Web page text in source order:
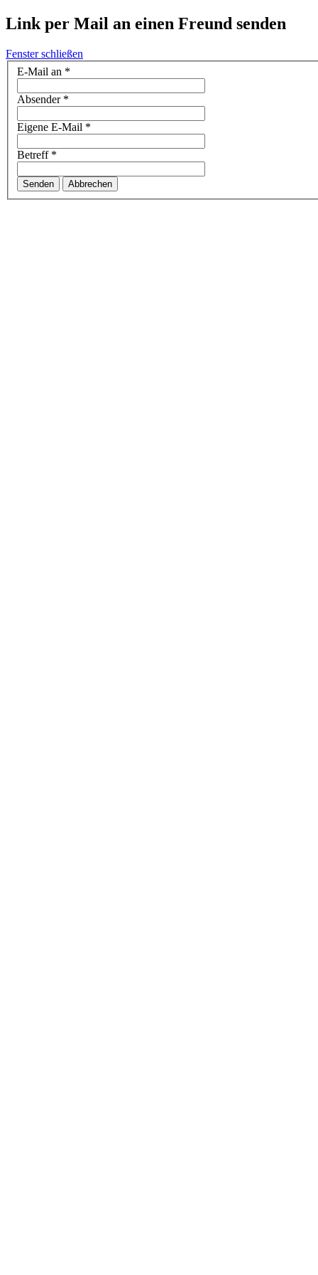
Link per Mail an einen Freund senden
Fenster schließen
E-Mail an *
Absender*
Eigene E-Mail *
Betreff*
Senden Abbrechen